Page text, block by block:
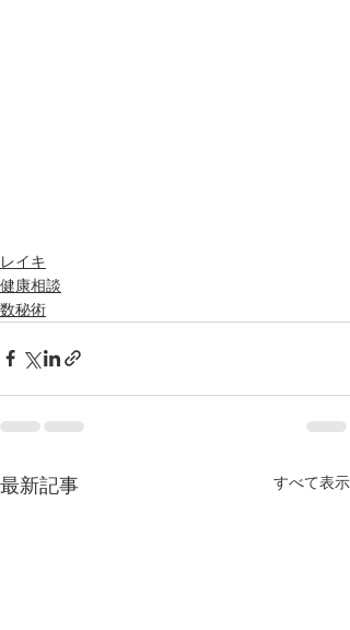
レイキ
健康相談
数秘術
最新記事 すべて表示